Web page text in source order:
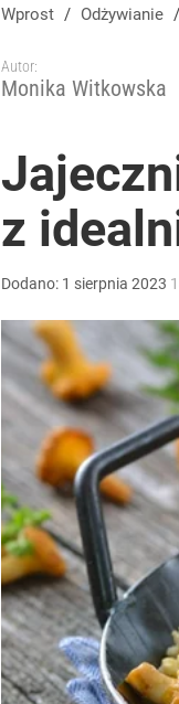
Wprost / Odżywianie /
Autor:
Monika Witkowska
z
Dodano: 1 sierpnia 2023